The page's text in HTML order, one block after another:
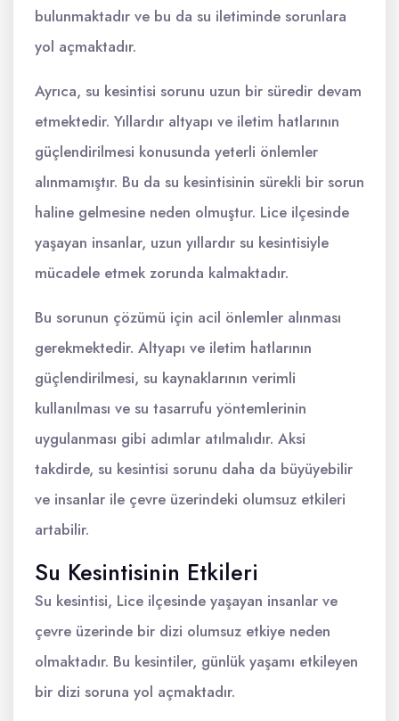
bulunmaktadır ve bu da su iletiminde sorunlara
yol açmaktadır.
Ayrıca, su kesintisi sorunu uzun bir süredir devam
etmektedir. Yıllardır altyapı ve iletim hatlarının
güçlendirilmesi konusunda yeterli önlemler
alınmamıştır. Bu da su kesintisinin sürekli bir sorun
haline gelmesine neden olmuştur. Lice ilçesinde
yaşayan insanlar, uzun yıllardır su kesintisiyle
mücadele etmek zorunda kalmaktadır.
Bu sorunun çözümü için acil önlemler alınması
gerekmektedir. Altyapı ve iletim hatlarının
güçlendirilmesi, su kaynaklarının verimli
kullanılması ve su tasarrufu yöntemlerinin
uygulanması gibi adımlar atılmalıdır. Aksi
takdirde, su kesintisi sorunu daha da büyüyebilir
ve insanlar ile çevre üzerindeki olumsuz etkileri
artabilir.
Su Kesintisinin Etkileri
Su kesintisi, Lice ilçesinde yaşayan insanlar ve
çevre üzerinde bir dizi olumsuz etkiye neden
olmaktadır. Bu kesintiler, günlük yaşamı etkileyen
bir dizi soruna yol açmaktadır.